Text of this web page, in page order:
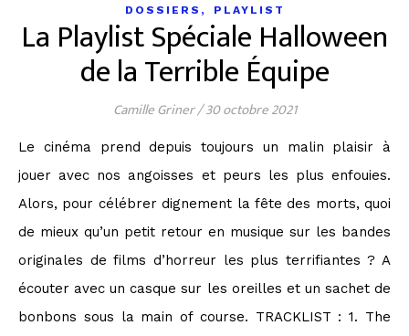
DOSSIERS , PLAYLIST
La Playlist Spéciale Halloween
de la Terrible Équipe
Camille Griner/30 octobre 2021
Le cinéma prend depuis toujours un malin plaisir à
jouer avec nos angoisses et peurs les plus enfouies.
Alors, pour célébrer dignement la fête des morts, quoi
de mieux qu’un petit retour en musique sur les bandes
originales de films d’horreur les plus terrifiantes ? A
écouter avec un casque sur les oreilles et un sachet de
bonbons sous la main of course. TRACKLIST : 1. The